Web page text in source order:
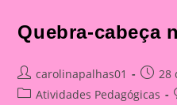
Quebra-cabeça
Post
author:
carolinapalhas01
Post28
PostAtividades Pedagógicas